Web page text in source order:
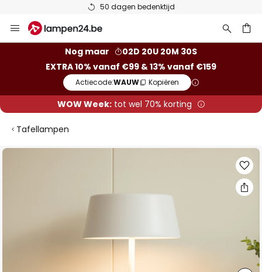
50 dagen bedenktijd
naar
Nog maar
02D 20U 20M 29S
EXTRA 10% vanaf €99 & 13% vanaf €159
Actiecode:WAUW Kopiëren
WOW Week:tot wel 70% korting
Tafellampen
Ga